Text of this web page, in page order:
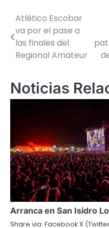
Navegación
de
entradas
Atlético Escobar
va por el pase a
las finales del
Regional Amateur
Noticias
Arranca en San Isidro
Share via: Facebook X